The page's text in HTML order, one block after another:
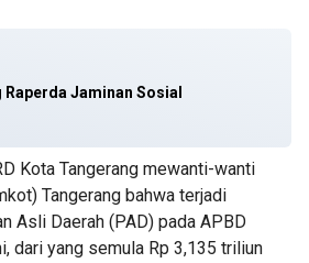
Jaminan Sosial
Kota Tangerang mewanti-wanti
Tangerang bahwa terjadi
Asli Daerah (PAD) pada APBD
dari yang semula Rp 3,135 triliun